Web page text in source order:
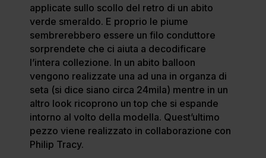
applicate sullo scollo del retro di un abito
verde smeraldo. E proprio le piume
sembrerebbero essere un filo conduttore
sorprendete che ci aiuta a decodificare
l’intera collezione. In un abito balloon
vengono realizzate una ad una in organza di
seta (si dice siano circa 24mila) mentre in un
altro look ricoprono un top che si espande
intorno al volto della modella. Quest’ultimo
pezzo viene realizzato in collaborazione con
Philip Tracy.